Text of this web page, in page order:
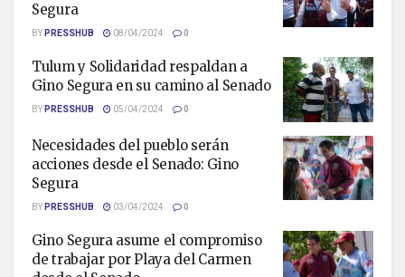
Segura
BYPRESSHUB 08/04/2024 0
Tulum y Solidaridad respaldan a
Gino Segura en su camino al Senado
BYPRESSHUB 05/04/2024 0
Necesidades del pueblo serán
acciones desde el Senado: Gino
Segura
BYPRESSHUB 03/04/2024 0
Gino Segura asume el compromiso
de trabajar por Playa del Carmen